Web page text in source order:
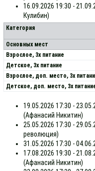
16.09.2026 19:30 -
Кулибин)
Категория
Основных мест
Взрослое, 3х питание
Детское, 3х питание
Взрослое, доп. место, 3x
Детское, доп. место, 3x
19.05.2026 17:30 -
(Афанасий Никитин)
25.05.2026 17:30 -
революция)
31.05.2026 17:30 -
17.08.2026 19:30 -
(Афанасий Никитин)